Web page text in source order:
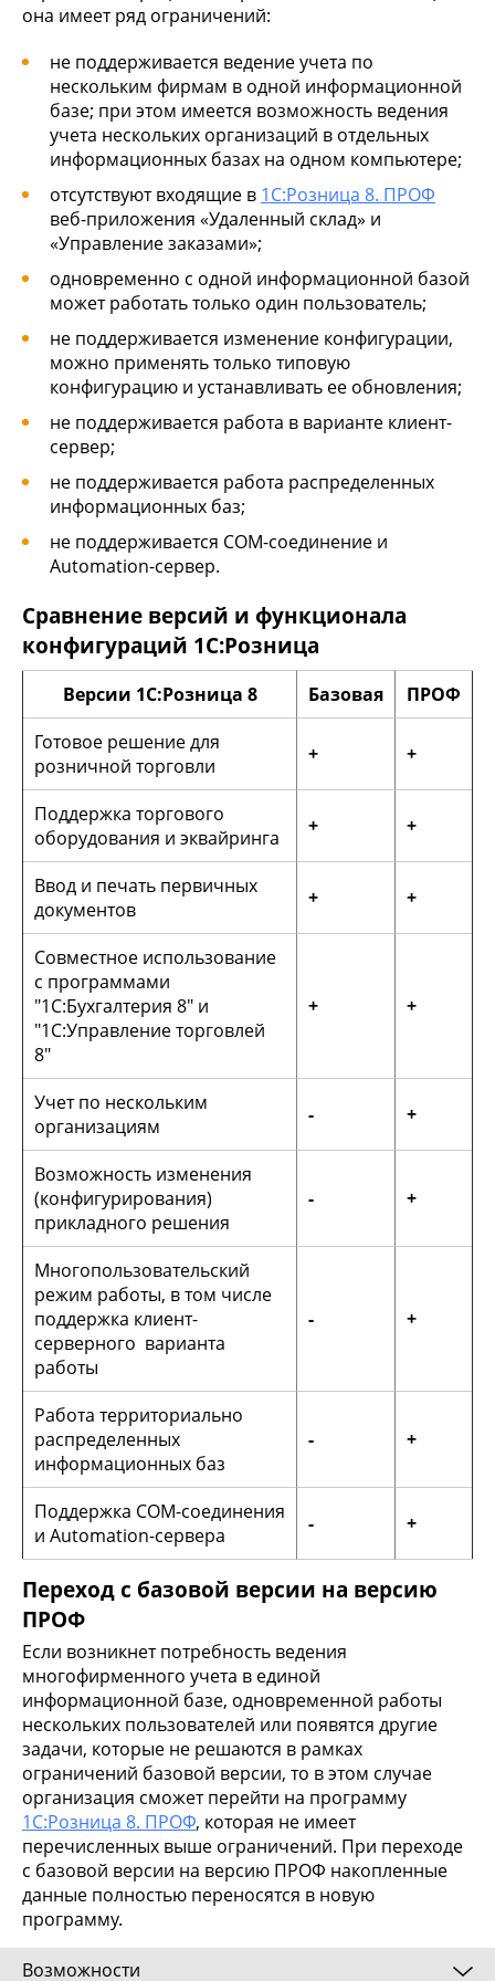
она имеет ряд ограничений:
не поддерживается ведение учета по
нескольким фирмам в одной информационной
базе; при этом имеется возможность ведения
учета нескольких организаций в отдельных
информационных базах на одном компьютере;
отсутствуют входящие в 1С:Розница 8. ПРОФ
веб-приложения «Удаленный склад» и
«Управление заказами»;
одновременно с одной информационной базой
может работать только один пользователь;
не поддерживается изменение конфигурации,
можно применять только типовую
конфигурацию и устанавливать ее обновления;
не поддерживается работа в варианте клиент-
сервер;
не поддерживается работа распределенных
информационных баз;
не поддерживается COM-соединение и
Automation-сервер.
Сравнение версий и функционала
конфигураций 1С:Розница
Версии 1С:Розница 8 Базовая
ПРОФ
Готовое решение для
розничной торговли
+ +
Поддержка торгового
оборудования и эквайринга
+ +
Ввод и печать первичных
документов
+ +
Совместное использование
с программами
"1С:Бухгалтерия 8" и
"1С:Управление торговлей
8"
+ +
Учет по нескольким
организациям
- +
Возможность изменения
(конфигурирования)
прикладного решения
- +
Многопользовательский
режим работы, в том числе
поддержка клиент-
серверного варианта
работы
- +
Работа территориально
распределенных
информационных баз
- +
Поддержка COM-соединения
и Automation-сервера
- +
Переход с базовой версии на версию
ПРОФ
Если возникнет потребность ведения
многофирменного учета в единой
информационной базе, одновременной работы
нескольких пользователей или появятся другие
задачи, которые не решаются в рамках
ограничений базовой версии, то в этом случае
организация сможет перейти на программу
1С:Розница 8. ПРОФ, которая не имеет
перечисленных выше ограничений. При переходе
с базовой версии на версию ПРОФ накопленные
данные полностью переносятся в новую
программу.
Возможности